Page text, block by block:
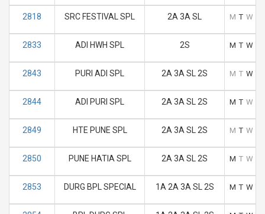
2818 SRC FESTIVAL SPL 2A 3A SL M T W
2833 ADI HWH SPL 2S M T W
2843 PURI ADI SPL 2A 3A SL 2S M T W
2844 ADI PURI SPL 2A 3A SL 2S M T W
2849 HTE PUNE SPL 2A 3A SL 2S M T W
2850 PUNE HATIA SPL 2A 3A SL 2S M T W
2853 DURG BPL SPECIAL 1A 2A 3A SL 2S M T W